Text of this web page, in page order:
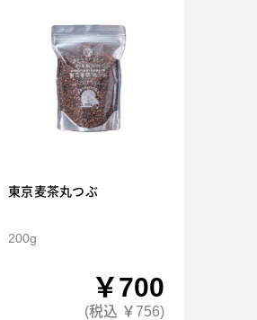
東京麦茶丸つぶ
200g
￥700
(税込 ￥756)